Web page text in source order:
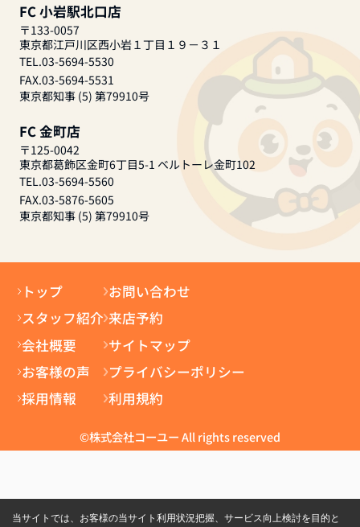
FC 小岩駅北口店
〒133-0057
東京都江戸川区西小岩１丁目１９－３１
TEL.03-5694-5530
FAX.03-5694-5531
東京都知事 (5) 第79910号
FC 金町店
〒125-0042
東京都葛飾区金町6丁目5-1 ベルトーレ金町102
TEL.03-5694-5560
FAX.03-5876-5605
東京都知事 (5) 第79910号
トップ
スタッフ紹介
会社概要
お客様の声
採用情報
お問い合わせ
来店予約
サイトマップ
プライバシーポリシー
利用規約
©株式会社コーユー All rights reserved
当サイトでは、お客様の当サイト利用状況把握、サービス向上検討を目的と